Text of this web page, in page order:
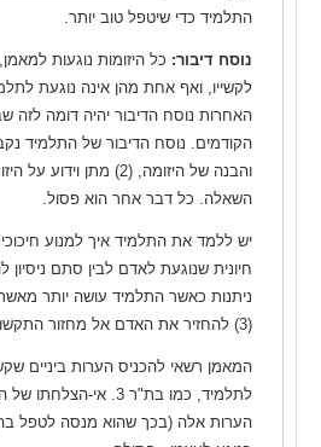
התלמיד כדי שיטפל טוב יותר.
נוסח דיבור: כל היזומות נוגעות למאמן,
לקשייו, ואף אחת מהן אינה נוגעת
האחרות נוסח הדיבור יהיה דומה לזה
השאלה. כל דבר אחר הוא פסול.
יש ללמד את התלמיד איך למנוע
חיונית שנוגעת לאדם לבין סתם ניסיון
(3) להחזיר את האדם אל מחזור התקשורת המקורי.
המאמן רשאי להכניס הערות ביניים
לתלמיד, כמו בת"ר 3. אי-
הערות אלה (בכך שהוא מנסה לטפל